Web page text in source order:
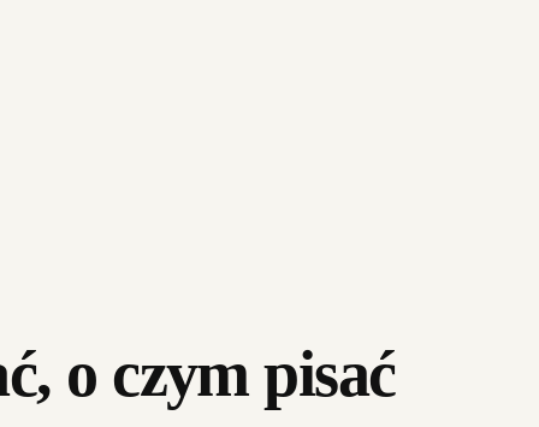
o czym pisać